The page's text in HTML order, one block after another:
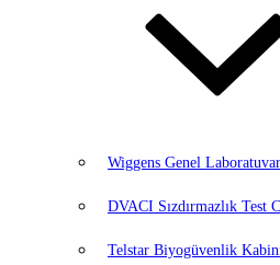
Wiggens Genel
DVACI Sızdırmazlık Test
Telstar Biyogüvenlik